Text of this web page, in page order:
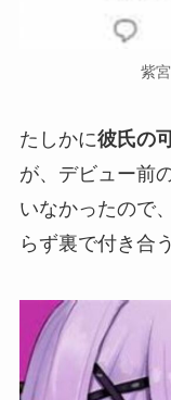
紫
たしかに彼氏の
が、デビュー前
いなかったので
らず裏で付き合